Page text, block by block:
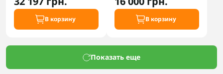
В корзину В корзину
Показать еще